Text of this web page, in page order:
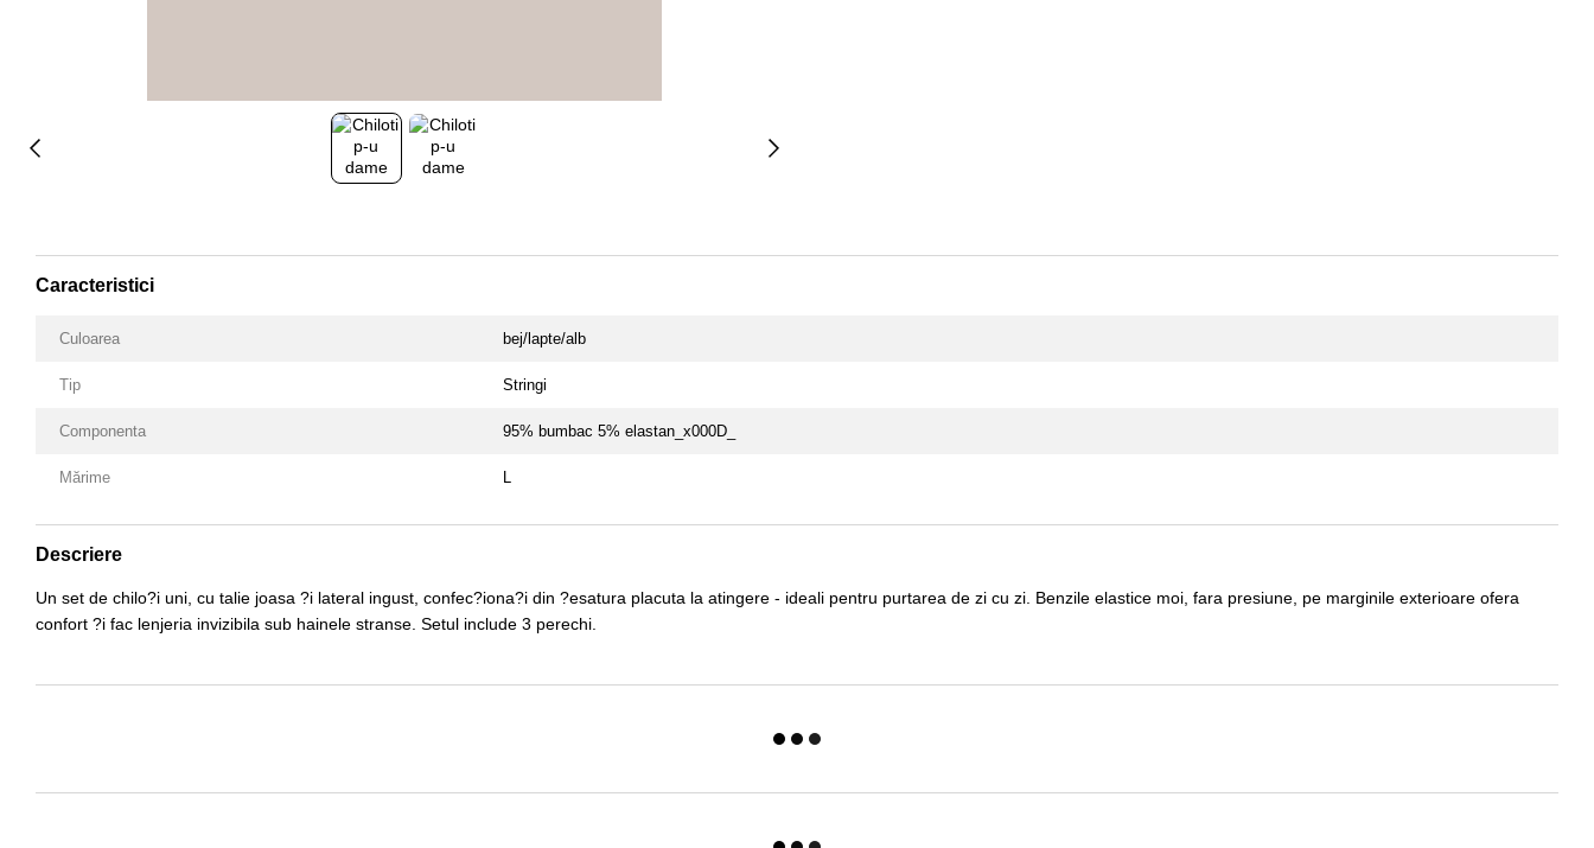
Caracteristici
Culoarea bej/lapte/alb
Tip Stringi
Componenta 95% bumbac 5% elastan_x000D_
Mărime
Descriere
Un set de chilo?i uni, cu talie joasa ?i lateral ingust, confec?iona?i din ?esatura placuta la atingere - ideali pentru purtarea de zi cu zi. Benzile elastice moi, fara presiune, pe marginile exterioare ofera
confort ?i fac lenjeria invizibila sub hainele stranse. Setul include 3 perechi.